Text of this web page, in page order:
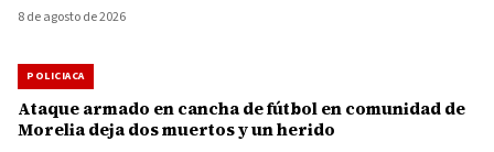
8 de agosto de 2026
POLICIACA
Ataque armado en cancha de fútbol en comunidad de
Morelia deja dos muertos y un herido